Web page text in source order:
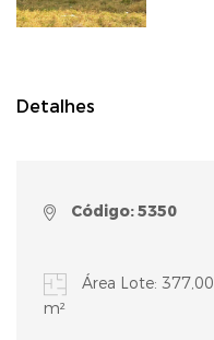
Detalhes
Código: 5350
Área Lote: 377,00
m²